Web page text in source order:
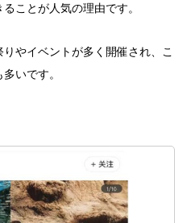
ことが人気の理由です。
やイベントが多く開催され、こ
いです。